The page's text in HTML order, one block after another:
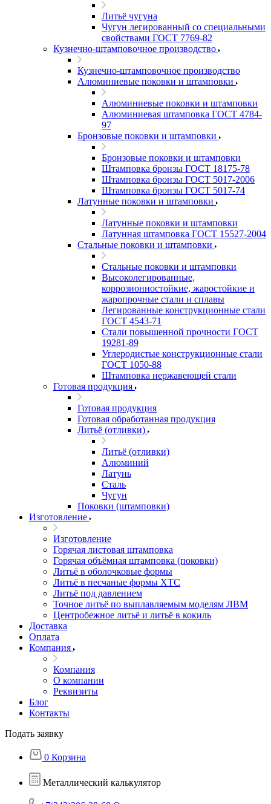
Литьё чугуна
Чугун легированный со специальными
свойствами ГОСТ 7769-82
Кузнечно-штамповочное производство
Кузнечно-штамповочное производство
Алюминиевые поковки и штамповки
Алюминиевые поковки и штамповки
Алюминиевая штамповка ГОСТ 4784-
97
Бронзовые поковки и штамповки
Бронзовые поковки и штамповки
Штамповка бронзы ГОСТ 18175-78
Штамповка бронзы ГОСТ 5017-2006
Штамповка бронзы ГОСТ 5017-74
Латунные поковки и штамповки
Латунные поковки и штамповки
Латунная штамповка ГОСТ 15527-2004
Стальные поковки и штамповки
Стальные поковки и штамповки
Высоколегированные,
коррозионностойкие, жаростойкие и
жаропрочные стали и сплавы
Легированные конструкционные стали
ГОСТ 4543-71
Стали повышенной прочности ГОСТ
19281-89
Углеродистые конструкционные стали
ГОСТ 1050-88
Штамповка нержавеющей стали
Готовая продукция
Готовая продукция
Готовая обработанная продукция
Литьё (отливки)
Литьё (отливки)
Алюминий
Латунь
Сталь
Чугун
Поковки (штамповки)
Изготовление
Изготовление
Горячая листовая штамповка
Горячая объёмная штамповка (поковки)
Литьё в оболочковые формы
Литьё в песчаные формы ХТС
Литьё под давлением
Точное литьё по выплавляемым моделям ЛВМ
Центробежное литьё и литьё в кокиль
Доставка
Оплата
Компания
Компания
О компании
Реквизиты
Блог
Контакты
Подать заявку
0 Корзина
Металлический калькулятор